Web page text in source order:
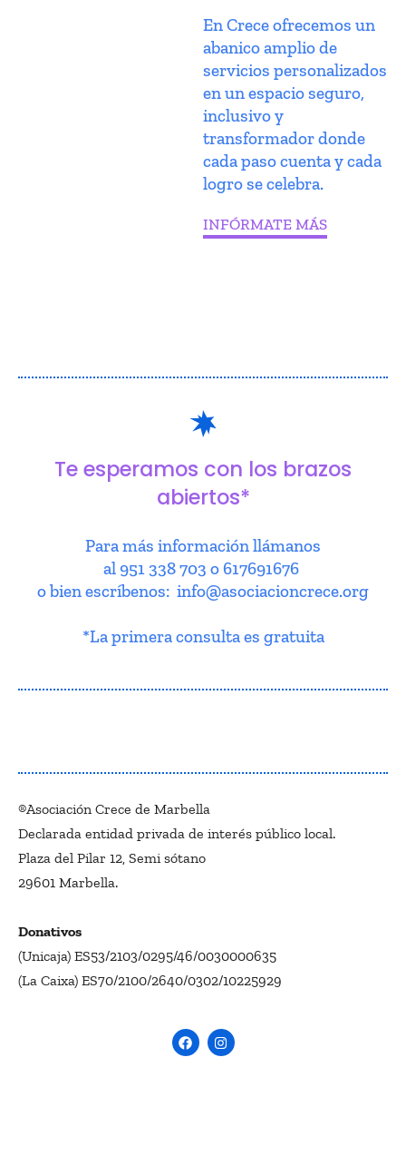
En Crece ofrecemos un
abanico amplio de
servicios personalizados
en un espacio seguro,
inclusivo y
transformador donde
cada paso cuenta y cada
logro se celebra.
INFÓRMATE MÁS
Te esperamos con los brazos
abiertos*
Para más información llámanos
al 951 338 703 o 617691676
o bien escríbenos: info@asociacioncrece.org
*La primera consulta es gratuita
®Asociación Crece de Marbella
Declarada entidad privada de interés público local.
Plaza del Pilar 12, Semi sótano
29601 Marbella.
Donativos
(Unicaja) ES53/2103/0295/46/0030000635
(La Caixa) ES70/2100/2640/0302/10225929